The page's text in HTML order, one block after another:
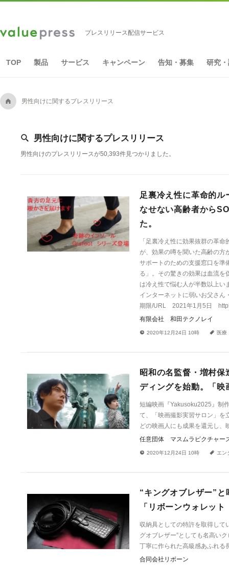
プレスリリース配信サービス
TOP 製品 サービス キャンペーン 告知・募集 研究
A 男性向けに関するプレスリリース
[ 男性向けに関するプレスリリース
男性向けのプレスリリースが50,393件見つかりました。
足裏冷え性に革命的
なせない高齢者から
た。
「足裏冷え性に効果抜群の革
が、効果の噂を聞いた高齢の方
サポートのための支援窓口を準
る」。その驚きの効果は血流を
は冷え性で悩む人が半数以上い
インターネットに弱いお父さん
期限/URL 2021年1月5日
有限会社 和田テクノレイ
! 2020年12月24日 10時 a 医療
昭和の名監督・増村
ディングを始動。「
短編映画『Yakusoku2025』制
て、「映画撮影実習サロン」を
どの映画人にも成果を還元し
任意団体 マスムラピクチャー
! 2020年12月24日 10時 a エン
“キングオブレザー”
「リボーンウォレッ
収納具としての特許を取得して
グオブレザー”としても名高い
丁寧に作られた高級感あふれる
合同会社リボーン